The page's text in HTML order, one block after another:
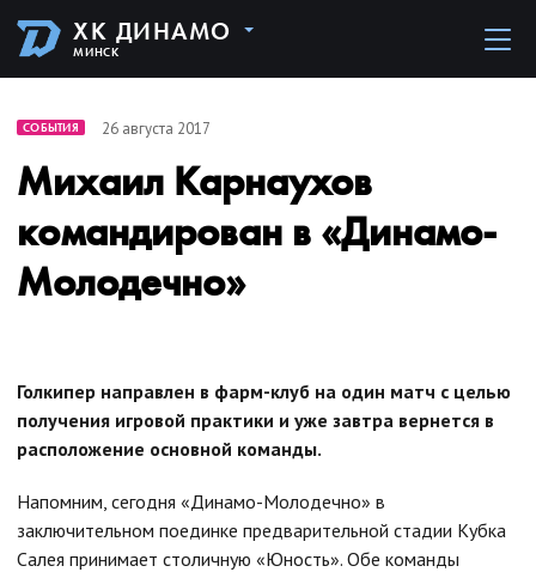
ХК ДИНАМО
МИНСК
СОБЫТИЯ 26 августа 2017
Михаил Карнаухов
командирован в «Динамо-
Молодечно»
Голкипер направлен в фарм-клуб на один матч с целью
получения игровой практики и уже завтра вернется в
расположение основной команды.
Напомним, сегодня «Динамо-Молодечно» в
заключительном поединке предварительной стадии Кубка
Салея принимает столичную «Юность». Обе команды